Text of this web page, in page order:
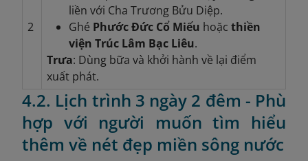
2
liền với Cha Trương Bửu Diệp.
Ghé Phước Đức Cổ Miếu hoặc thiền
viện Trúc Lâm Bạc Liêu.
Trưa: Dùng bữa và khởi hành về lại điểm
xuất phát.
4.2. Lịch trình 3 ngày 2 đêm - Phù
hợp với người muốn tìm hiểu
thêm về nét đẹp miền sông nước